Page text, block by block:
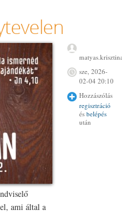
ami által a
matyas.krisztina
sze, 2026-
02-04 20:10
Hozzászólás
regisztráció
és belépés
után